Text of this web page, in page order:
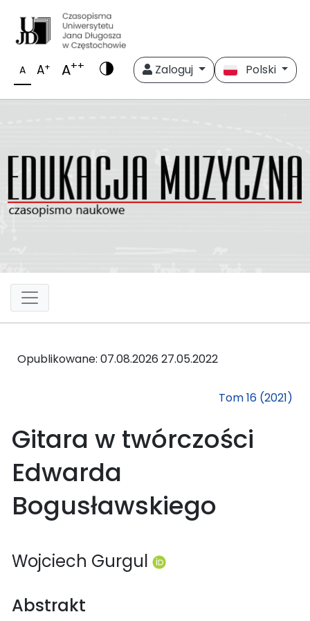
A A+ A++ Zaloguj Polski
Opublikowane: 07.08.2026 27.05.2022
Tom 16 (2021)
Gitara w twórczości
Edwarda
Bogusławskiego
Wojciech Gurgul
Abstrakt